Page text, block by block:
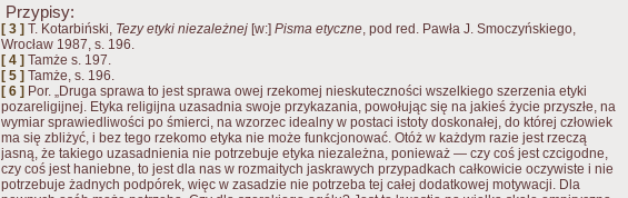
Przypisy:
[ 3 ] T. Kotarbiński, Tezy etyki niezależnej [w:] Pisma etyczne, pod red. Pawła J. Smoczyńskiego,
Wrocław 1987, s. 196.
[ 4 ] Tamże s. 197.
[ 5 ] Tamże, s. 196.
[ 6 ] Por. „Druga sprawa to jest sprawa owej rzekomej nieskuteczności wszelkiego szerzenia etyki
pozareligijnej. Etyka religijna uzasadnia swoje przykazania, powołując się na jakieś życie przyszłe, na
wymiar sprawiedliwości po śmierci, na wzorzec idealny w postaci istoty doskonałej, do której człowiek
ma się zbliżyć, i bez tego rzekomo etyka nie może funkcjonować. Otóż w każdym razie jest rzeczą
jasną, że takiego uzasadnienia nie potrzebuje etyka niezależna, ponieważ — czy coś jest czcigodne,
czy coś jest haniebne, to jest dla nas w rozmaitych jaskrawych przypadkach całkowicie oczywiste i nie
potrzebuje żadnych podpórek, więc w zasadzie nie potrzeba tej całej dodatkowej motywacji. Dla